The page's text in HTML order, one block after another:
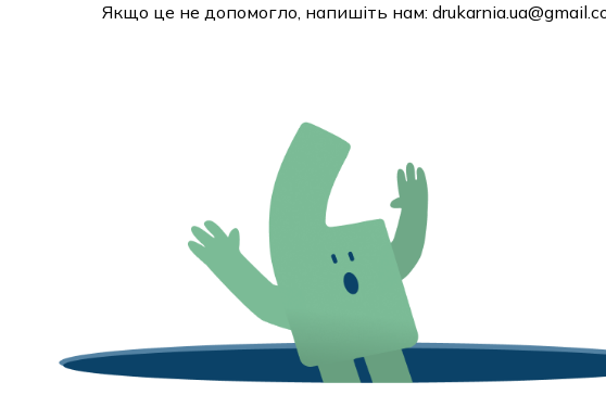
Якщо це не допомогло, напишіть нам: